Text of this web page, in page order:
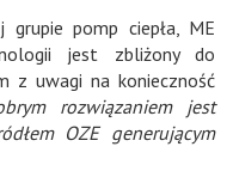
pomp ciepła, ME
jest zbliżony do
z uwagi na konieczność
rozwiązaniem jest
OZE generującym